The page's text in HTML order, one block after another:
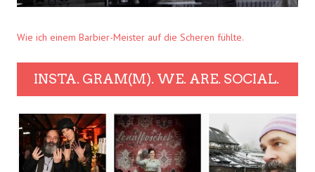
Wie ich einem Barbier-Meister auf die Scheren fühlte.
INSTA. GRAM(M). WE. ARE. SOCIAL.